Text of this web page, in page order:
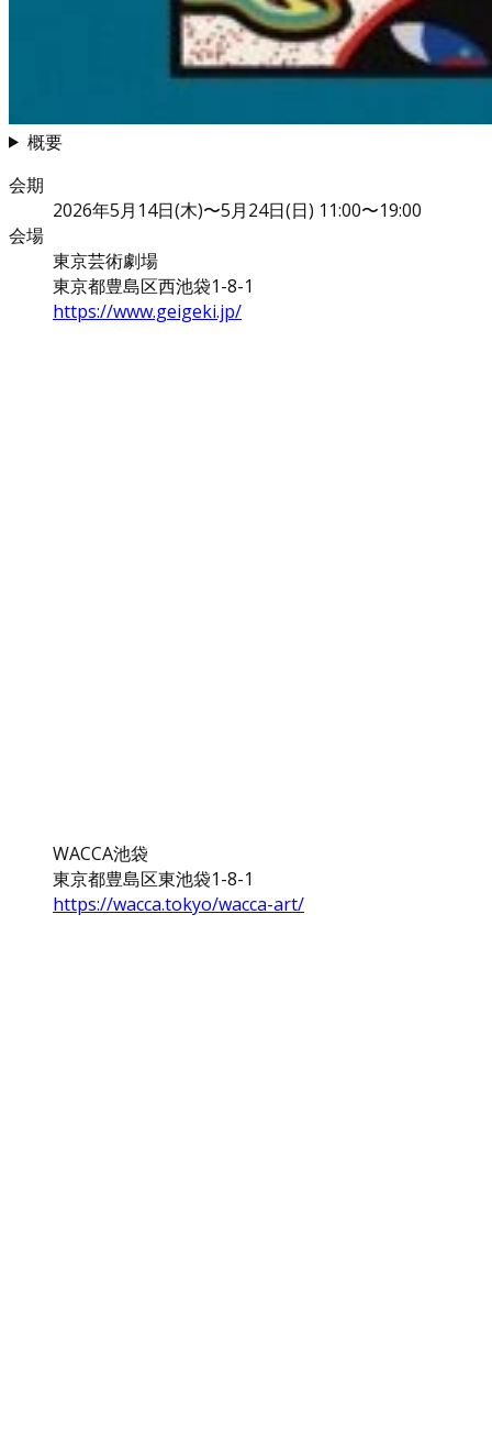
概要
会期
2026年5月14日(木)〜5月24日(日) 11:00〜19:00
会場
東京芸術劇場
東京都豊島区西池袋1-8-1
https://www.geigeki.jp/
WACCA池袋
東京都豊島区東池袋1-8-1
https://wacca.tokyo/wacca-art/